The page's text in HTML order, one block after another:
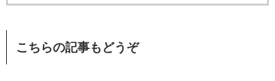
こちらの記事もどうぞ